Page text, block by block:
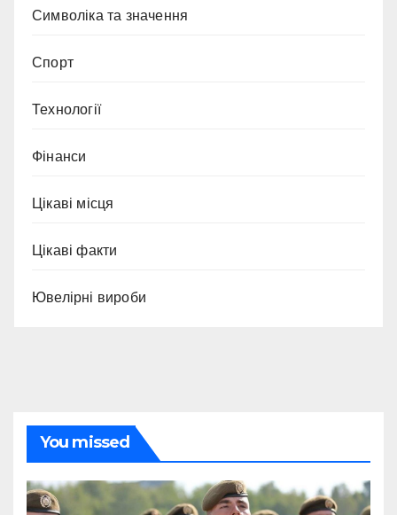
Символіка та значення
Спорт
Технології
Фінанси
Цікаві місця
Цікаві факти
Ювелірні вироби
You missed